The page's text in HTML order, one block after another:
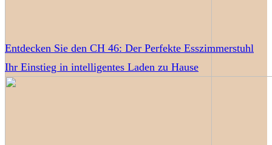
Entdecken Sie den CH 46: Der Perfekte Esszimmerstuhl
Ihr Einstieg in intelligentes Laden zu Hause